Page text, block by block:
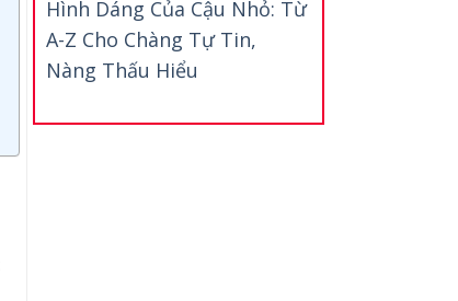
Hình Dáng Của Cậu Nhỏ: Từ
A-Z Cho Chàng Tự Tin,
Nàng Thấu Hiểu